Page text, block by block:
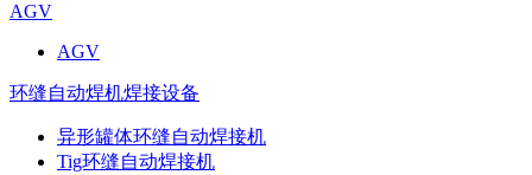
AGV
AGV
环缝自动焊机焊接设备
异形罐体环缝自动焊接机
Tig环缝自动焊接机